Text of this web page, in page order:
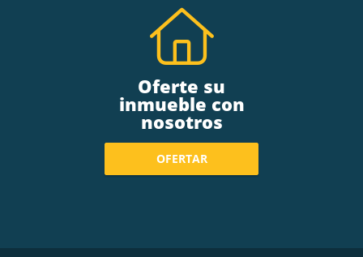
Oferte su
inmueble con
nosotros
OFERTAR